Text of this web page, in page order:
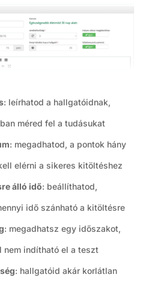
: leírhatod a hallgatóidnak,
méred fel a tudásukat
: megadhatod, a pontok hány
elérni a sikeres kitöltéshez
álló idő: beállíthatod,
idő szánható a kitöltésre
: megadhatsz egy időszakot,
nem indítható el a teszt
: hallgatóid akár korlátlan